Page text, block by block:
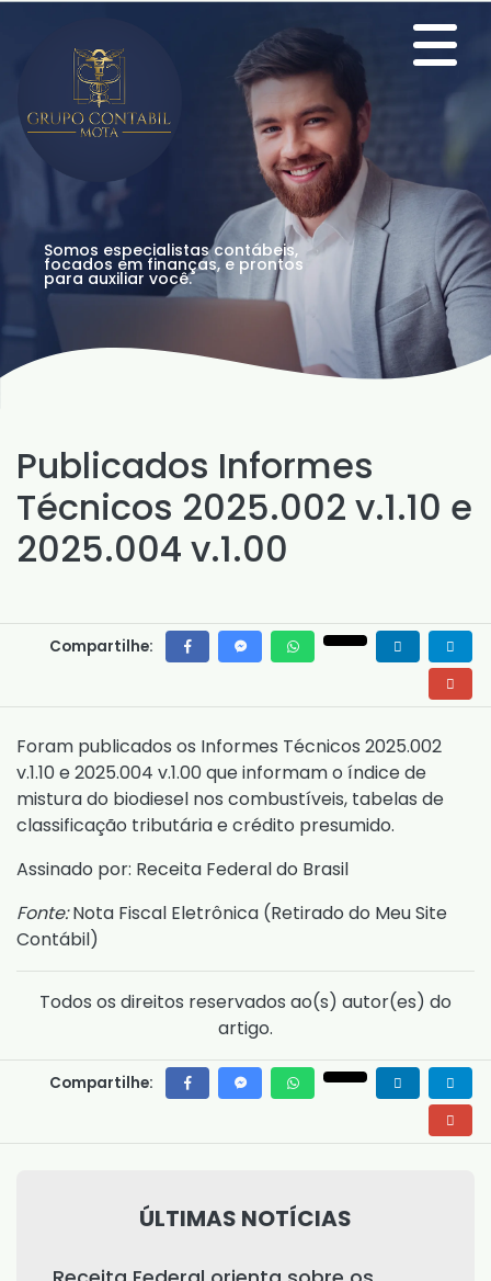
Somos especialistas contábeis,
focados em finanças, e prontos
para auxiliar você.
Publicados Informes
Técnicos 2025.002 v.1.10 e
2025.004 v.1.00
Compartilhe:
Foram publicados os Informes Técnicos 2025.002
v.1.10 e 2025.004 v.1.00 que informam o índice de
mistura do biodiesel nos combustíveis, tabelas de
classificação tributária e crédito presumido.
Assinado por: Receita Federal do Brasil
Fonte:Nota Fiscal Eletrônica (Retirado do Meu Site
Contábil)
Todos os direitos reservados ao(s) autor(es) do
artigo.
Compartilhe:
ÚLTIMAS NOTÍCIAS